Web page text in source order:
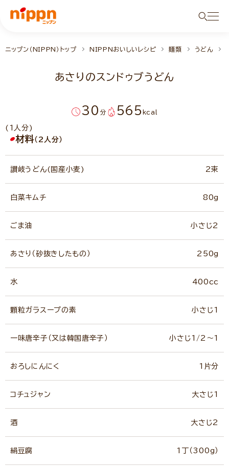
ニップン（NIPPN）トップ NIPPNおいしいレシピ 麺類 うどん
あさりのスンドゥブうどん
30 分 565 kcal
(1人分)
材料（2人分）
讃岐うどん(国産小麦) 2束
白菜キムチ 80g
ごま油 小さじ2
あさり（砂抜きしたもの） 250g
水 400cc
顆粒ガラスープの素 小さじ1
一味唐辛子（又は韓国唐辛子） 小さじ1/2～1
おろしにんにく 1片分
コチュジャン 大さじ1
酒 大さじ2
絹豆腐 1丁（300g）